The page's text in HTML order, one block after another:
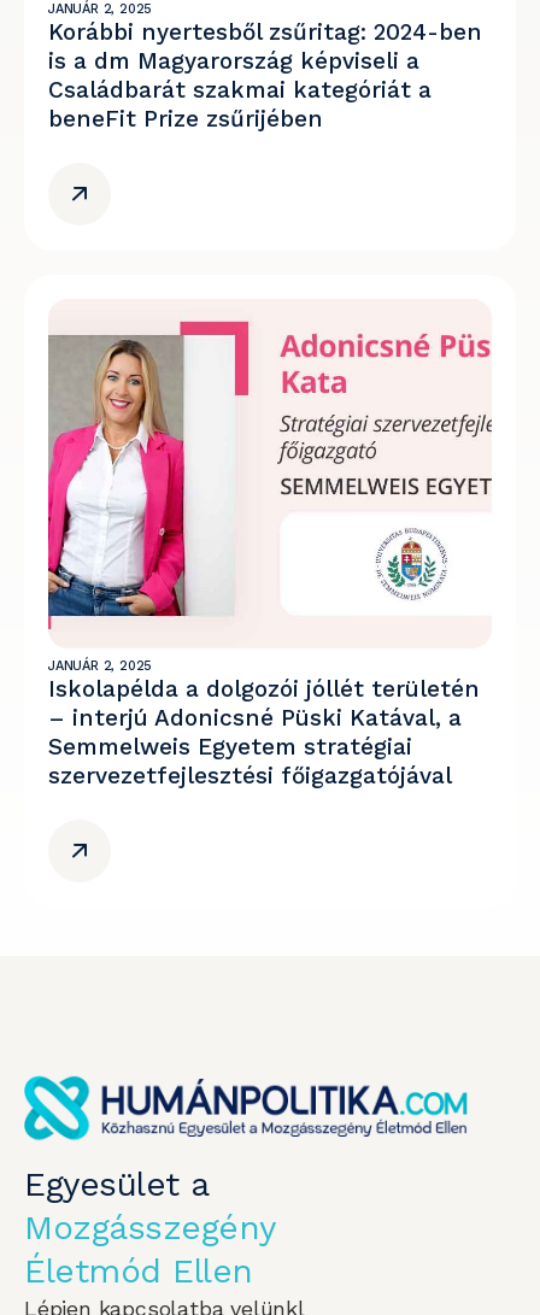
JANUÁR 2, 2025
Korábbi nyertesből zsűritag: 2024-ben
is a dm Magyarország képviseli a
Családbarát szakmai kategóriát a
beneFit Prize zsűrijében
JANUÁR 2, 2025
Iskolapélda a dolgozói jóllét területén
– interjú Adonicsné Püski Katával, a
Semmelweis Egyetem stratégiai
szervezetfejlesztési főigazgatójával
Egyesület a
Mozgásszegény
Életmód Ellen
Lépjen kapcsolatba velünkl